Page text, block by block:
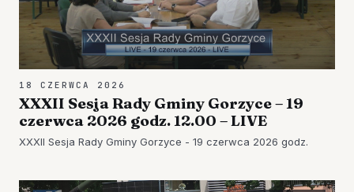
18 CZERWCA 2026
XXXII Sesja Rady Gminy Gorzyce – 19
czerwca 2026 godz. 12.00 – LIVE
XXXII Sesja Rady Gminy Gorzyce - 19 czerwca 2026 godz.